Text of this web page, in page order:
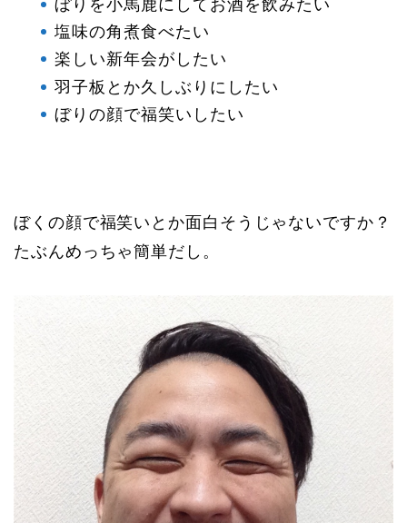
ぼりを小馬鹿にしてお酒を飲みたい
塩味の角煮食べたい
楽しい新年会がしたい
羽子板とか久しぶりにしたい
ぼりの顔で福笑いしたい
ぼくの顔で福笑いとか面白そうじゃないですか？
たぶんめっちゃ簡単だし。